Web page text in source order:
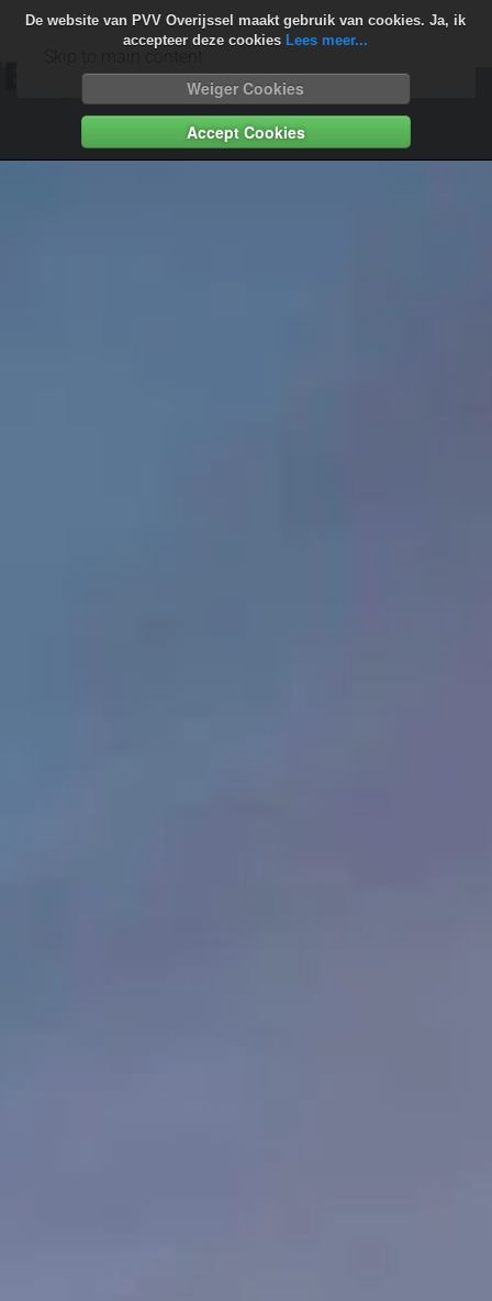
De website van PVV Overijssel maakt gebruik van cookies. Ja, ik
accepteer deze cookies Lees meer...
Weiger Cookies
Accept Cookies
Skip to main content